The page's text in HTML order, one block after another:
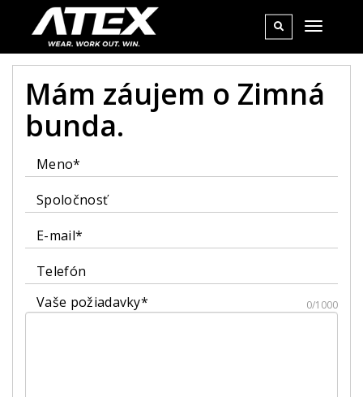
Mám záujem o Zimná
bunda.
Meno*
Spoločnosť
E-mail*
Telefón
Vaše požiadavky*
0/1000